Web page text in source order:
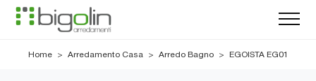
Home > Arredamento Casa > Arredo Bagno > EGOISTA EG01